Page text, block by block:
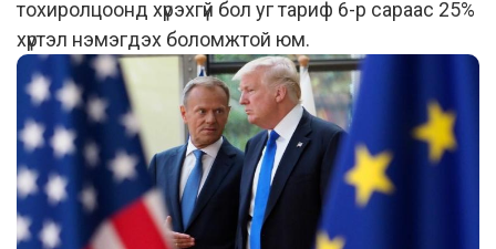
тохиролцоонд хүрэхгүй бол уг тариф 6-р сараас 25%
хүртэл нэмэгдэх боломжтой юм.